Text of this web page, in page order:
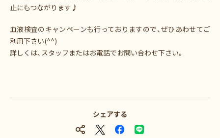
止にもつながります♪
血液検査のキャンペーンも行っておりますので、ぜひあわせてご
利用下さい(^^)
詳しくは、スタッフまたはお電話でお問い合わせ下さい。
シェアする